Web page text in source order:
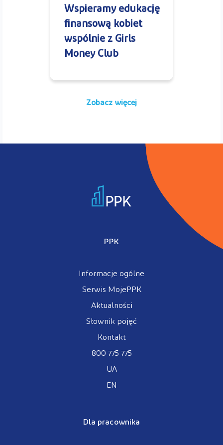
Wspieramy edukację
finansową kobiet
wspólnie z Girls
Money Club
Zobacz więcej
PPK
Informacje ogólne
Serwis MojePPK
Aktualności
Słownik pojęć
Kontakt
800 775 775
UA
EN
Dla pracownika